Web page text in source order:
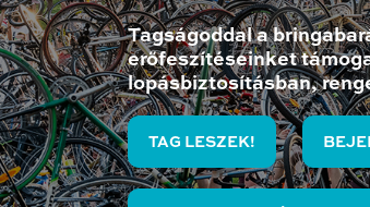
Tagságoddal a
erőfeszítéseinket
lopásbiztosításban,
TAG LESZEK!